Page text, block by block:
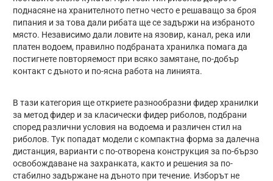
поднасяне на хранителното петно често е решаващо за броя
пипания и за това дали рибата ще се задържи на избраното
място. Независимо дали ловите на язовир, канал, река или
платен водоем, правилно подбраната хранилка помага да
постигнете повторяемост при всяко замятане, по-добър
контакт с дъното и по-ясна работа на линията.
В тази категория ще откриете разнообразни фидер хранилки
за метод фидер и за класически фидер риболов, подбрани
според различни условия на водоема и различен стил на
риболов. Тук попадат модели с компактна форма за далечна
дистанция, варианти с по-отворена конструкция за по-бързо
освобождаване на захранката, както и решения за по-
стабилно задържане на дъното при течение. Изборът не